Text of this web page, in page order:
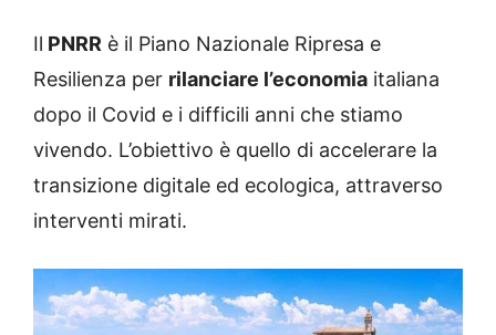
Il PNRR è il Piano Nazionale Ripresa e
Resilienza per rilanciare l’economia italiana
dopo il Covid e i difficili anni che stiamo
vivendo. L’obiettivo è quello di accelerare la
transizione digitale ed ecologica, attraverso
interventi mirati.